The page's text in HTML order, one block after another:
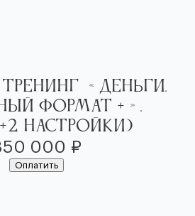
«Деньги.
формат +».
настройки)
000 ₽
Оплатить